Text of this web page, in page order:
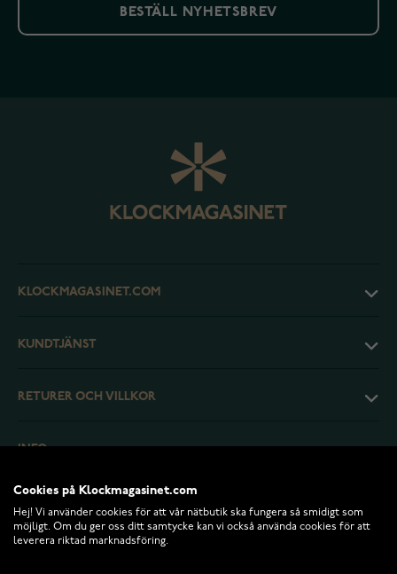
BESTÄLL NYHETSBREV
KLOCKMAGASINET.COM
KUNDTJÄNST
RETURER OCH VILLKOR
INFO
Cookies på Klockmagasinet.com
Hej! Vi använder cookies för att vår nätbutik ska fungera så smidigt som
möjligt. Om du ger oss ditt samtycke kan vi också använda cookies för att
leverera riktad marknadsföring.